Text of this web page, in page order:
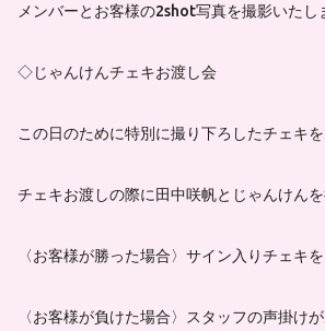
メンバーとお客様の2shot写真を撮影いたし
◇じゃんけんチェキお渡し会
この日のために特別に撮り下ろしたチェキを
チェキお渡しの際に田中咲帆とじゃんけんを
〈お客様が勝った場合〉サイン入りチェキ
〈お客様が負けた場合〉スタッフの声掛け